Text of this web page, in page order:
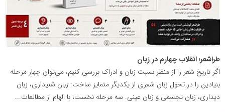
طراشعر؛ انقلاب چهارم در زبان
اگر تاریخ شعر را از منظر نسبت زبان و ادراک بررسی کنیم، می‌توان چهار مرحله
بنیادین را در تحول زبان شعری از یکدیگر متمایز ساخت: زبان شنیداری، زبان
دیداری، زبان تجسمی و زبان عینی. سه مرحله نخست، با الهام از مطالعات...